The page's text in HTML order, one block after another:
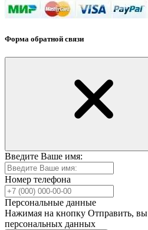
Форма обратной связи
Введите Ваше имя:
Номер телефона
Персональные данные
Нажимая на кнопку Отправить, вы
персональных данных